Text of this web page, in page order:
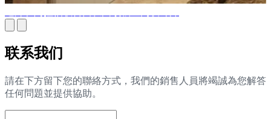
联系我们
請在下方留下您的聯絡方式，我們的銷售人員將竭誠為您解答
任何問題並提供協助。